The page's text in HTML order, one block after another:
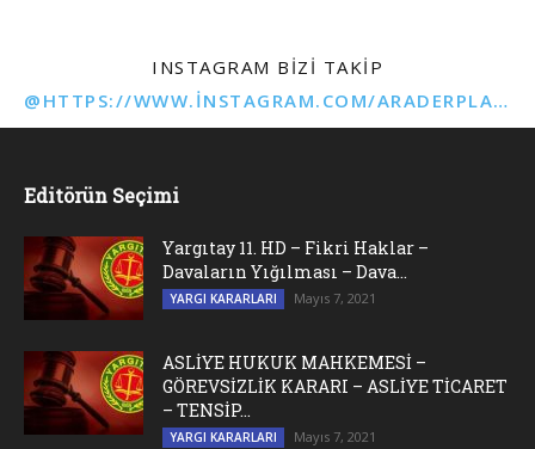
INSTAGRAM BIZI TAKIP
@HTTPS://WWW.INSTAGRAM.COM/ARADERPLATFORMU
Editörün Seçimi
Yargıtay 11. HD – Fikri Haklar –
Davaların Yığılması – Dava...
YARGI KARARLARI Mayıs 7, 2021
ASLİYE HUKUK MAHKEMESİ –
GÖREVSİZLİK KARARI – ASLİYE TİCARET
– TENSİP...
YARGI KARARLARI Mayıs 7, 2021